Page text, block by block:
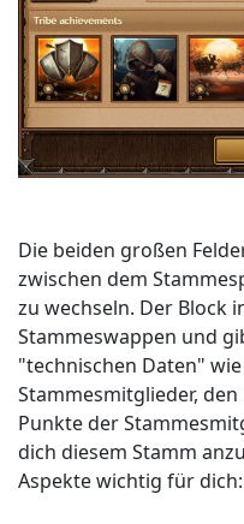
Die beiden großen
zwischen dem
zu wechseln. Der Block
Stammeswappen und
"technischen Daten"
Stammesmitglieder,
Punkte der
dich diesem Stamm
Aspekte wichtig für dich: